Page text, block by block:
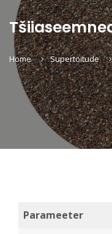
Home Supertoitude
Parameeter